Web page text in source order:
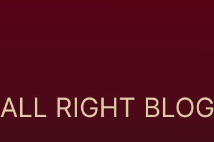
ALL RIGHT BLOG